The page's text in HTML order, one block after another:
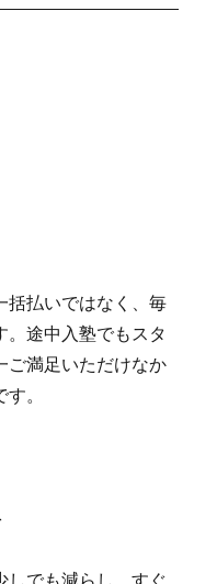
括払いではなく、毎
。途中入塾でもスタ
ご満足いただけなか
。
しでも減らし、すぐ